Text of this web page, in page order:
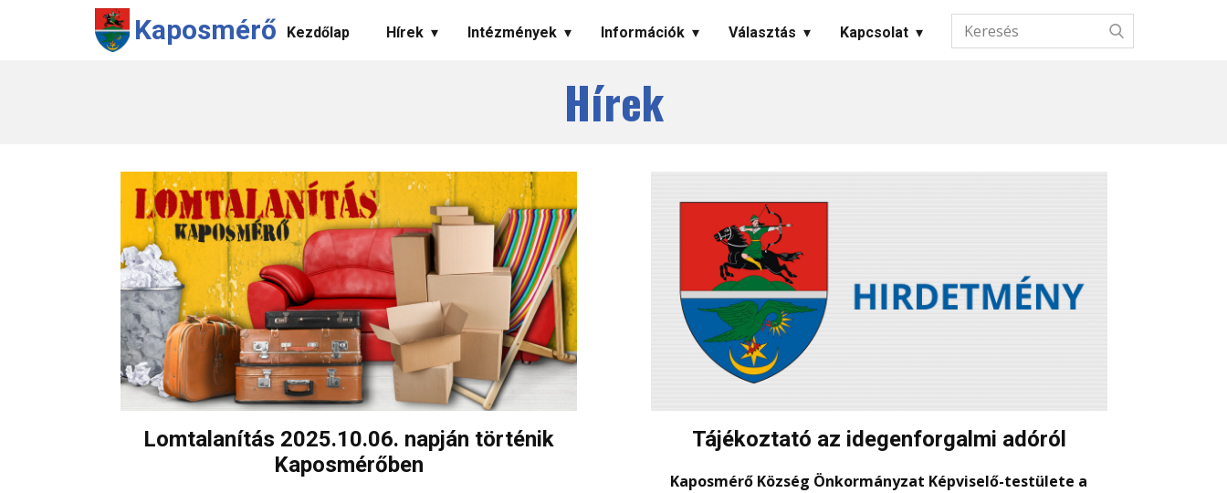
Kaposmérő Kezdőlap Hírek Intézmények Információk Választás Kapcsolat
Hírek
Lomtalanítás 2025.10.06. napján történik
Kaposmérőben
Tájékoztató az idegenforgalmi adóról
Kaposmérő Község Önkormányzat Képviselő-testülete a